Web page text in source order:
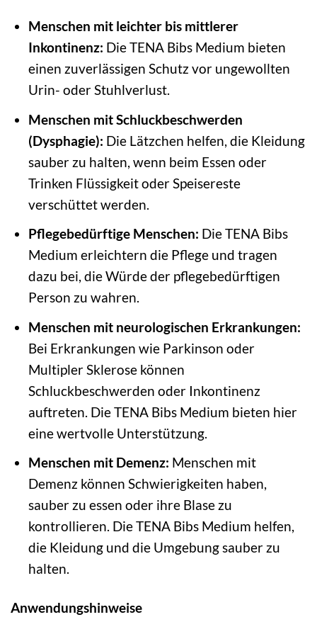
Menschen mit leichter bis mittlerer
Inkontinenz: Die TENA Bibs Medium bieten
einen zuverlässigen Schutz vor ungewollten
Urin- oder Stuhlverlust.
Menschen mit Schluckbeschwerden
(Dysphagie): Die Lätzchen helfen, die Kleidung
sauber zu halten, wenn beim Essen oder
Trinken Flüssigkeit oder Speisereste
verschüttet werden.
Pflegebedürftige Menschen: Die TENA Bibs
Medium erleichtern die Pflege und tragen
dazu bei, die Würde der pflegebedürftigen
Person zu wahren.
Menschen mit neurologischen Erkrankungen:
Bei Erkrankungen wie Parkinson oder
Multipler Sklerose können
Schluckbeschwerden oder Inkontinenz
auftreten. Die TENA Bibs Medium bieten hier
eine wertvolle Unterstützung.
Menschen mit Demenz: Menschen mit
Demenz können Schwierigkeiten haben,
sauber zu essen oder ihre Blase zu
kontrollieren. Die TENA Bibs Medium helfen,
die Kleidung und die Umgebung sauber zu
halten.
Anwendungshinweise